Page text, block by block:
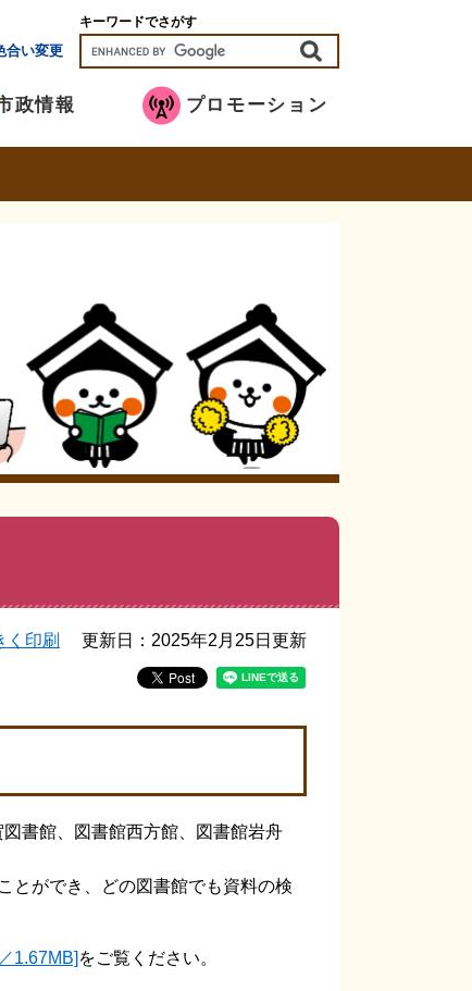
合い変更
キーワードでさがす
政情報 プロモーション
く印刷 更新日：2025年2月25日更新
書館、図書館西方館、図書館岩舟
とができ、どの図書館でも資料の検
1.67MB] をご覧ください。